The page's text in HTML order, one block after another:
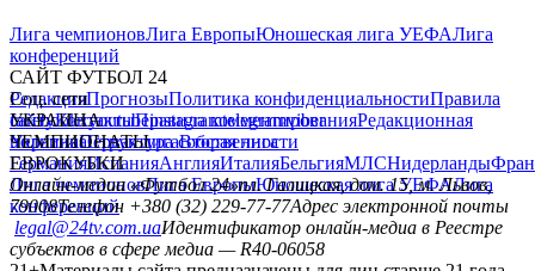
Лига чемпионовЛига ЕвропыЮношеская лига УЕФАЛига
конференций
САЙТ ФУТБОЛ 24
РедакцияПрогнозыПолитика конфиденциальностиПравила
сайтуКонтактыПравила комментированияРедакционная
политикаСтруктура собственности
Соц. сети
facebookxyoutubeinstagramtelegramviber
УКРАИНА
УкраинаПервая лигаВторая лига
ЧЕМПИОНАТЫ
ГерманияИспанияАнглияИталияБельгияМЛСНидерланды
ЕВРОКУБКИ
Лига чемпионовЛига ЕвропыЮношеская лига УЕФАЛига
конференций
Онлайн-медиа «Футбол 24»пл. Галицкая, дом. 15, м. Львов,
79008Телефон +380 (32) 229-77-77Адрес электронной почты
legal@24tv.com.uaИдентификатор онлайн-медиа в Реестре
субъектов в сфере медиа — R40-06058